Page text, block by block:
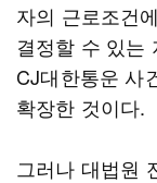
자의 근로조건
결정할 수 있는
CJ대한통운 사
확장한 것이다.
그러나 대법원